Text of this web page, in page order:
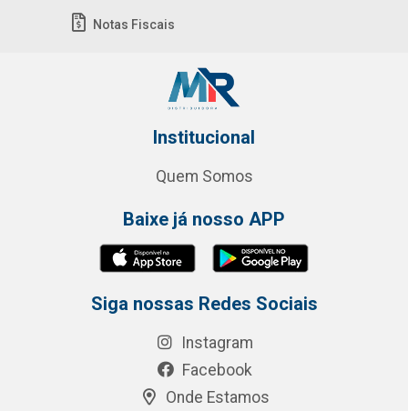
Notas Fiscais
Institucional
Quem Somos
Baixe já nosso APP
Siga nossas Redes Sociais
Instagram
Facebook
Onde Estamos